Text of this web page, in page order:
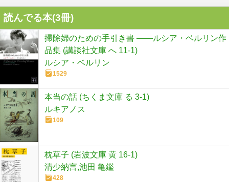
読んでる本(3冊)
掃除婦のための手引き書 ――ルシア・ベルリン作
品集 (講談社文庫 へ 11-1)
ルシア・ベルリン
1529
本当の話 (ちくま文庫 る 3-1)
ルキアノス
109
枕草子 (岩波文庫 黄 16-1)
清少納言,池田 亀鑑
428